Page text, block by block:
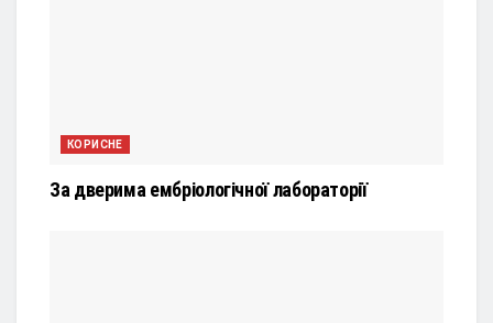
КОРИСНЕ
За дверима ембріологічної лабораторії